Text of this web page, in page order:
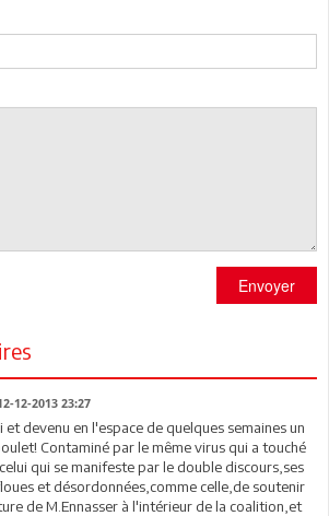
Envoyer
12-2013 23:27
et devenu en l'espace de quelques semaines un
Contaminé par le même virus qui a touché
qui se manifeste par le double discours,ses
et désordonnées,comme celle,de soutenir
de M.Ennasser à l'intérieur de la coalition,et